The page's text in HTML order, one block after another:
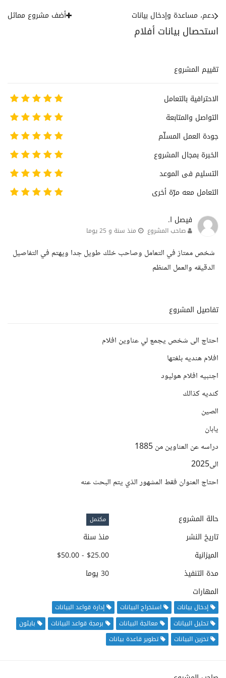
استحصال بيانات أفلام
دعم، مساعدة وإدخال بيانات أضف مشروع مماثل
تقييم المشروع
الاحترافية بالتعامل
التواصل والمتابعة
جودة العمل المسلّم
الخبرة بمجال المشروع
التسليم فى الموعد
التعامل معه مرّة أخرى
فيصل ا.
صاحب المشروع منذ سنة و 25 يوما
شخص ممتاز في التعامل وصاحب خلك طويل جدا ويهتم في التفاصيل
الدقيقه والعمل المنظم
تفاصيل المشروع
احتاج الى شخص يجمع لي عناوين افلام
افلام هنديه بلغتها
اجنبيه افلام هوليود
كنديه كذالك
الصين
يابان
دراسه عن العناوين من 1885
الى2025
احتاج العنوان فقط المشهور الذي يتم البحث عنه
حالة المشروع مكتمل
تاريخ النشر
منذ سنة
الميزانية
$25.00 - $50.00
مدة التنفيذ
30 يوما
المهارات
إدخال بيانات استخراج البيانات
إدارة قواعد البيانات
تحليل البيانات
معالجة البيانات برمجة قواعد البيانات
بايثون
تخزين البيانات
تطوير قاعدة بيانات